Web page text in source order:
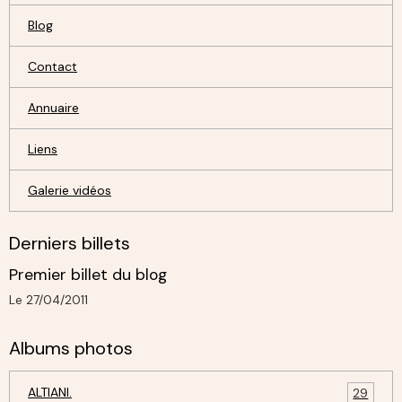
Blog
Contact
Annuaire
Liens
Galerie vidéos
Derniers billets
Premier billet du blog
Le 27/04/2011
Albums photos
ALTIANI. 29